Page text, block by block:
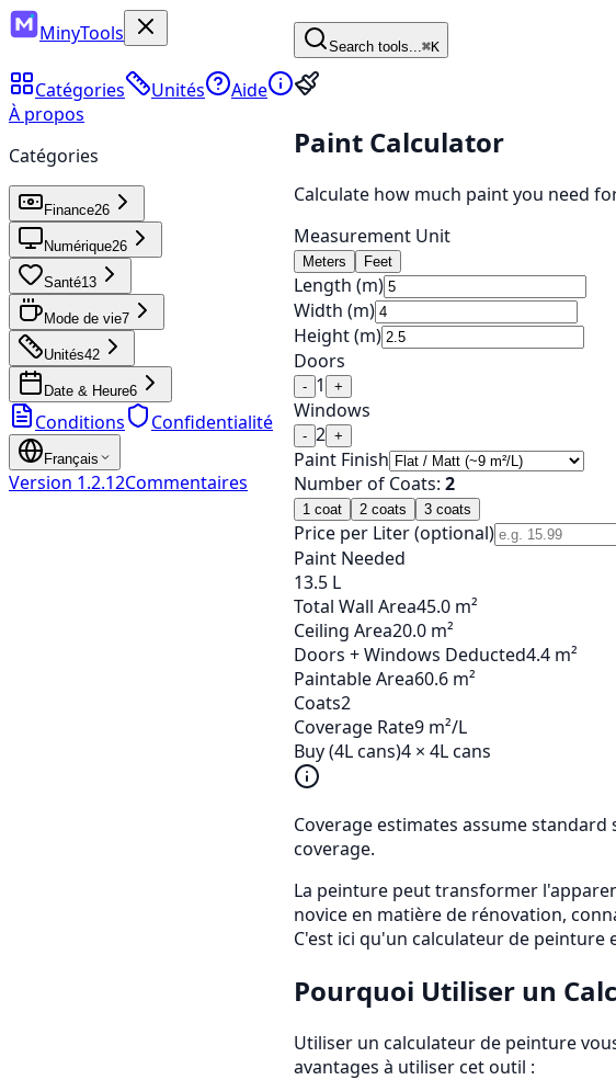
Search tools... ⌘K
Paint Calculator
Calculate how much paint you need
Measurement Unit
Meters Feet
Length (m)
Width (m)
Height (m)
Doors
- 1 +
Windows
- 2 +
Paint Finish
Number of Coats: 2
1 coat 2 coats 3 coats
Price per Liter (optional)
Paint Needed
13.5 L
Total Wall Area45.0 m²
Ceiling Area20.0 m²
Doors + Windows Deducted4.4 m²
Paintable Area60.6 m²
Coats2
Coverage Rate9 m²/L
Buy (4L cans)4 × 4L cans
Coverage estimates assume
coverage.
La peinture peut transformer
novice en matière de rénovation,
C'est ici qu'un calculateur de peinture
Pourquoi Utiliser un
Utiliser un calculateur de peinture
avantages à utiliser cet outil :
MinyTools
Catégories Unités
Aide
À propos
Catégories
Finance26
Numérique26
Santé13
Mode de vie7
Unités42
Date & Heure6
Conditions Confidentialité
Français
Version 1.2.12Commentaires